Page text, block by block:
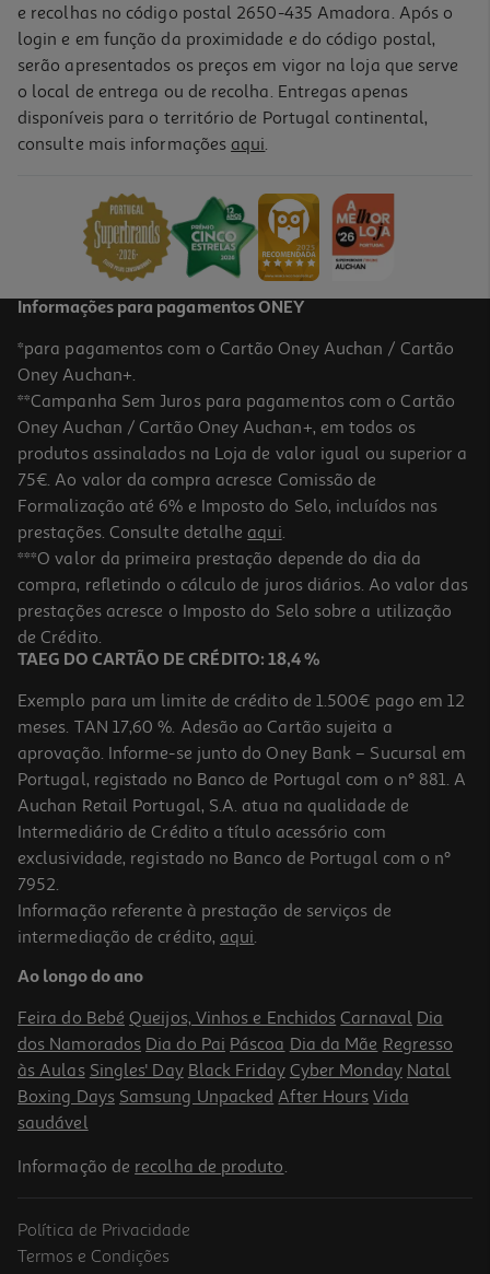
4.6
Placa De Indução Lg Cbiz2435b 59 Cm Preta 4 Zonas Com Zona
449,99 €
Placa De Indução Candy Ci642ca 4 Zonas 60 Cm
199.99 €/un
199,99 €
-29%
sobre
PVPR
PVP Recomendado: 279,99 €
-12%
Placa De Indução Bosch Pue61rbb5e Serie 4 60 Cm 4 Zonas
379.99 €/un
379,99 €
Promoção
e recolhas no código postal 2650-435 Amadora. Após o
login e em função da proximidade e do código postal,
serão apresentados os preços em vigor na loja que serve
o local de entrega ou de recolha. Entregas apenas
disponíveis para o território de Portugal continental,
consulte mais informações aqui.
Informações para pagamentos ONEY
*para pagamentos com o Cartão Oney Auchan / Cartão
Oney Auchan+.
**Campanha Sem Juros para pagamentos com o Cartão
Oney Auchan / Cartão Oney Auchan+, em todos os
produtos assinalados na Loja de valor igual ou superior a
75€. Ao valor da compra acresce Comissão de
Formalização até 6% e Imposto do Selo, incluídos nas
prestações. Consulte detalhe aqui.
***O valor da primeira prestação depende do dia da
compra, refletindo o cálculo de juros diários. Ao valor das
prestações acresce o Imposto do Selo sobre a utilização
de Crédito.
TAEG DO CARTÃO DE CRÉDITO: 18,4 %
Exemplo para um limite de crédito de 1.500€ pago em 12
meses. TAN 17,60 %. Adesão ao Cartão sujeita a
aprovação. Informe-se junto do Oney Bank – Sucursal em
Portugal, registado no Banco de Portugal com o nº 881. A
Auchan Retail Portugal, S.A. atua na qualidade de
Intermediário de Crédito a título acessório com
exclusividade, registado no Banco de Portugal com o nº
7952.
Informação referente à prestação de serviços de
intermediação de crédito, aqui.
Ao longo do ano
Feira do Bebé Queijos, Vinhos e Enchidos Carnaval Dia
dos Namorados Dia do Pai Páscoa Dia da Mãe Regresso
às Aulas Singles' Day Black Friday Cyber Monday Natal
Boxing Days Samsung Unpacked After Hours Vida
saudável
Informação de recolha de produto.
Política de Privacidade
Termos e Condições